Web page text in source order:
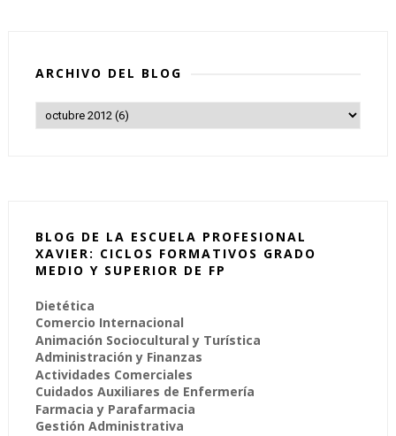
ARCHIVO DEL BLOG
BLOG DE LA ESCUELA PROFESIONAL
XAVIER: CICLOS FORMATIVOS GRADO
MEDIO Y SUPERIOR DE FP
Dietética
Comercio Internacional
Animación Sociocultural y Turística
Administración y Finanzas
Actividades Comerciales
Cuidados Auxiliares de Enfermería
Farmacia y Parafarmacia
Gestión Administrativa